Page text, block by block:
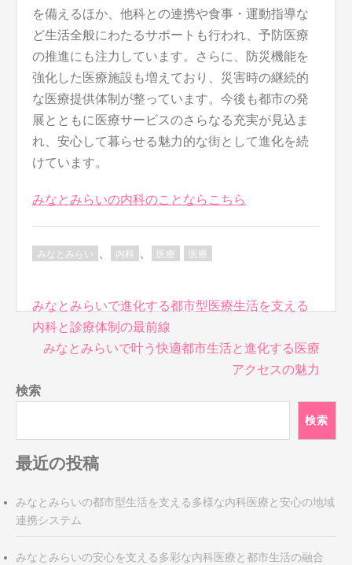
を備えるほか、他科との連携や食事・運動指導な
ど生活全般にわたるサポートも行われ、予防医療
の推進にも注力しています。さらに、防災機能を
強化した医療施設も増えており、災害時の継続的
な医療提供体制が整っています。今後も都市の発
展とともに医療サービスのさらなる充実が見込ま
れ、安心して暮らせる魅力的な街として進化を続
けています。
みなとみらいの内科のことならこちら
みなとみらい 内科 医療 医療
投
稿
ナ
ゲ
ー
ョ
ン
みなとみらいで進化する都市型医療生活を支える
内科と診療体制の最前線
みなとみらいで叶う快適都市生活と進化する医療
アクセスの魅力
検索
検索
最近の投稿
みなとみらいの都市型生活を支える多様な内科医療と安心の地域
連携システム
みなとみらいの安心を支える多彩な内科医療と都市生活の融合